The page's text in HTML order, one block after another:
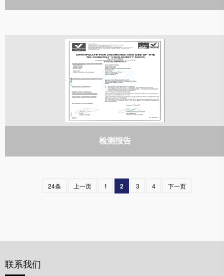
检测报告
24条 上一页 1 2 3 4 下一页
联系我们